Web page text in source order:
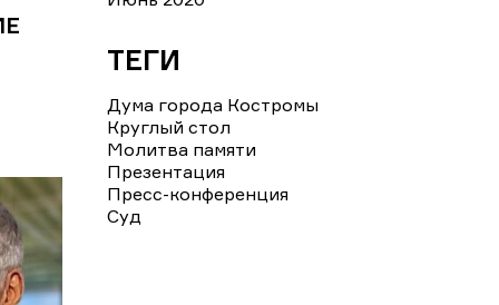
ТЕГИ
Дума города Костромы
Круглый стол
Молитва памяти
Презентация
Пресс-конференция
Суд